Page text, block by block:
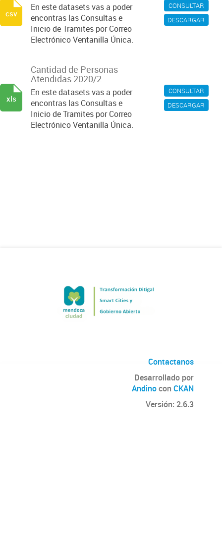
CONSULTAR
DESCARGAR
En este datasets vas a poder
encontras las Consultas e
Inicio de Tramites por Correo
Electrónico Ventanilla Única.
csv
CONSULTAR
DESCARGAR
Cantidad de Personas
Atendidas 2020/2
En este datasets vas a poder
encontras las Consultas e
Inicio de Tramites por Correo
Electrónico Ventanilla Única.
xls
Contactanos
Desarrollado por
Andinocon CKAN
Versión: 2.6.3